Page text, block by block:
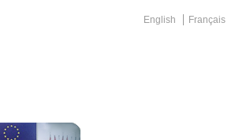
English Français